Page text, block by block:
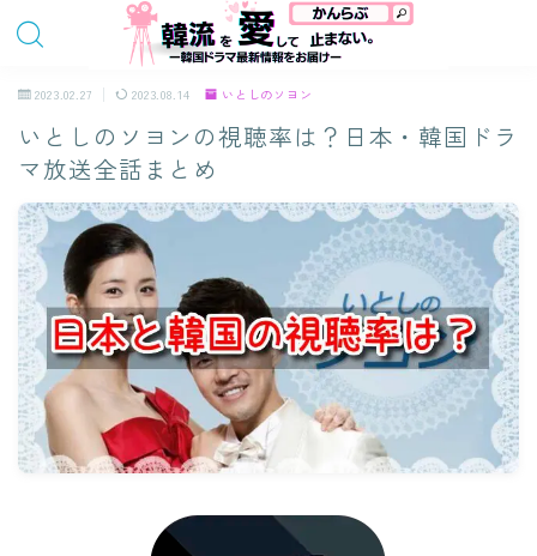
2023.02.27 2023.08.14 いとしのソヨン
いとしのソヨンの視聴率は？日本・韓国ドラ
マ放送全話まとめ